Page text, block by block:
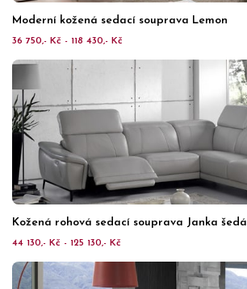
Moderní kožená sedací souprava Lemon
36 750,- Kč - 118 430,- Kč
Kožená rohová sedací souprava Janka šedá
44 130,- Kč - 125 130,- Kč